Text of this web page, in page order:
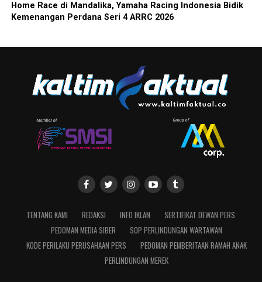
Home Race di Mandalika, Yamaha Racing Indonesia Bidik
Kemenangan Perdana Seri 4 ARRC 2026
TENTANG KAMI REDAKSI INFO IKLAN
SERTIFIKAT DEWAN PERS
PEDOMAN MEDIA SIBER
SOP PERLINDUNGAN WARTAWAN
KODE PERILAKU PERUSAHAAN PERS
PEDOMAN PEMBERITAAN RAMAH ANAK
PERLINDUNGAN MEREK